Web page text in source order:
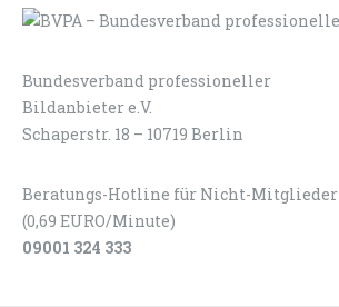
Bundesverband professioneller
Bildanbieter e.V.
Schaperstr. 18 – 10719 Berlin
Beratungs-Hotline für Nicht-Mitglieder
(0,69 EURO/Minute)
09001 324 333